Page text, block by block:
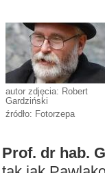
autor zdjęcia: Robert
Gardziński
źródło: Fotorzepa
Prof. dr hab.